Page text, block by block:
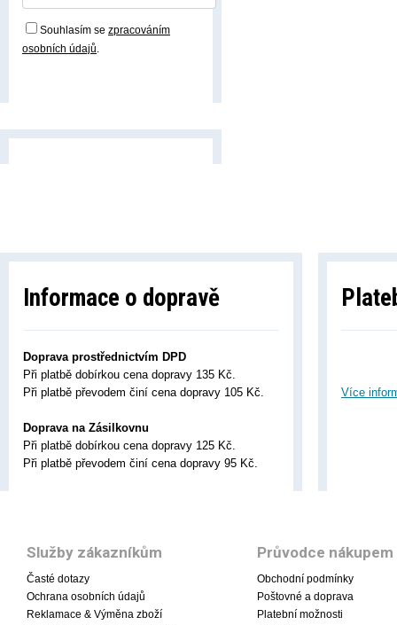
Souhlasím se zpracováním
osobních údajů.
Informace o dopravě
Doprava prostřednictvím DPD
Při platbě dobírkou cena dopravy 135 Kč.
Při platbě převodem činí cena dopravy 105 Kč.
Doprava na Zásilkovnu
Při platbě dobírkou cena dopravy 125 Kč.
Při platbě převodem činí cena dopravy 95 Kč.
Více
Služby zákazníkům
Časté dotazy
Ochrana osobních údajů
Reklamace & Výměna zboží
Průvodce nákupem
Obchodní podmínky
Poštovné a doprava
Platební možnosti